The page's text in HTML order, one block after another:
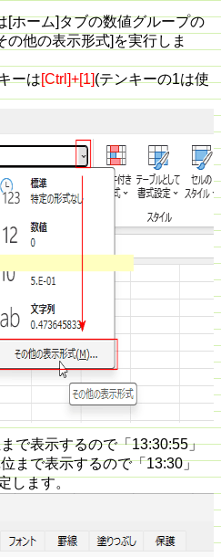
[ホーム]タブの数値グループの
他の表示形式]を実行しま
ーは[Ctrl]+[1](テンキーの1は使
で表示するので「13:30:55」
まで表示するので「13:30」
します。